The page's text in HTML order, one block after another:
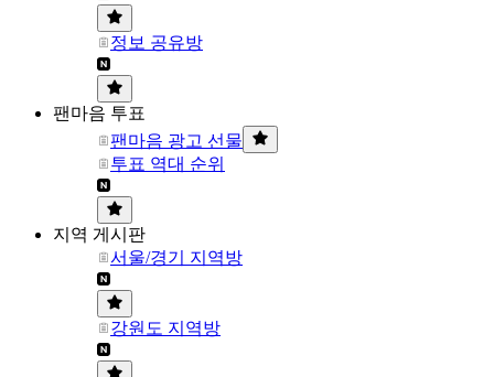
정보 공유방
팬마음 투표
팬마음 광고 선물
투표 역대 순위
지역 게시판
서울/경기 지역방
강원도 지역방